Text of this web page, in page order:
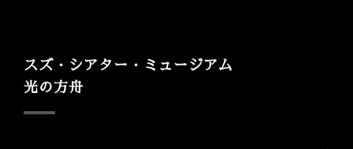
スズ・シアター・ミュージアム
光の方舟